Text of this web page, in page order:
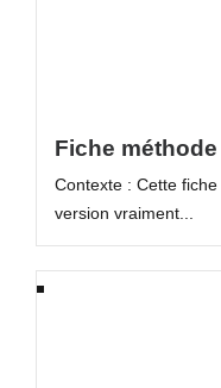
Fiche
Contexte : Cette
version vraiment...